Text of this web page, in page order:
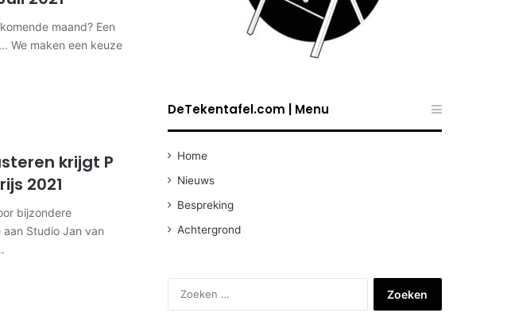
maand? Een
We maken een keuze
krijgt P
2021
bijzondere
Studio Jan van
DeTekentafel.com | Menu
Home
Nieuws
Bespreking
Achtergrond
naar: